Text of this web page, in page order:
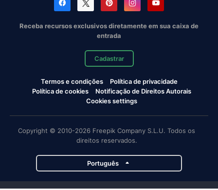
Receba recursos exclusivos diretamente em sua caixa de
entrada
Cadastrar
Termos e condições
Política de privacidade
Política de cookies
Notificação de Direitos Autorais
Cookies settings
Copyright © 2010-2026 Freepik Company S.L.U. Todos os
direitos reservados.
Português